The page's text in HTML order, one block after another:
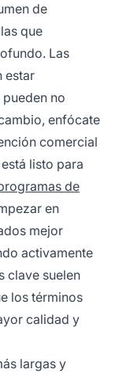
de
que
Las
estar
no
enfócate
comercial
listo para
de
en
mejor
activamente
clave suelen
los términos
calidad y
largas y